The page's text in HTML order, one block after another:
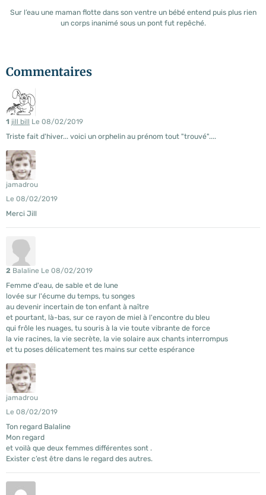
Sur l’eau une maman flotte dans son ventre un bébé entend puis plus rien
un corps inanimé sous un pont fut repêché.
Commentaires
1 jill bill Le 08/02/2019
Triste fait d'hiver... voici un orphelin au prénom tout "trouvé"....
jamadrou
Le 08/02/2019
Merci Jill
2 Balaline Le 08/02/2019
Femme d'eau, de sable et de lune
lovée sur l'écume du temps, tu songes
au devenir incertain de ton enfant à naître
et pourtant, là-bas, sur ce rayon de miel à l'encontre du bleu
qui frôle les nuages, tu souris à la vie toute vibrante de force
la vie racines, la vie secrète, la vie solaire aux chants interrompus
et tu poses délicatement tes mains sur cette espérance
jamadrou
Le 08/02/2019
Ton regard Balaline
Mon regard
et voilà que deux femmes différentes sont .
Exister c’est être dans le regard des autres.